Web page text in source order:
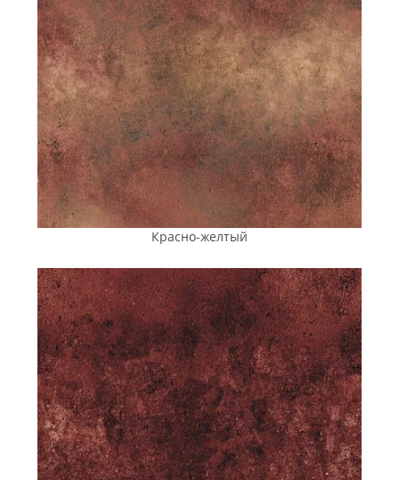
«Австрийский
брук»
Пешеходные
зоны, дорожки,
частные дворы,
где не
предусмотрен
заезд легковых
авто
Трапециевидная
форма для
радиальных
узоров,
стилизация под
старину
«Ромб»
Пешеходные
зоны дворов и
загородных
участков,
парковки
легковых авто,
городские
площади (без
заезда
спецтехники)
3D-эффект,
простота
укладки
«Кирпичик»
Пешеходные
зоны, дворы,
парковки
легковых авто
Универсальный
дизайн,
подходит для
любых узоров;
простота
ремонта
Красно-желтый